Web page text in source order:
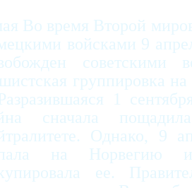
Во время Второй
войсками 9
советскими
группировка
1
сначала
Однако, 9
на Норвегию и
ее.